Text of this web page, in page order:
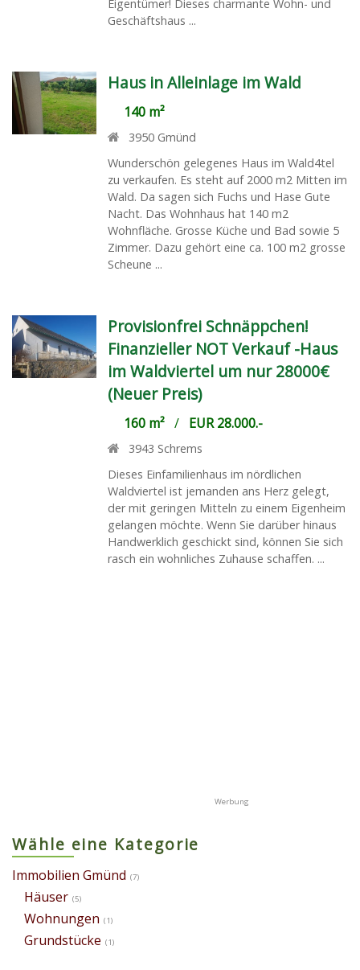
Eigentümer! Dieses charmante Wohn- und
Geschäftshaus ...
Haus in Alleinlage im Wald
140 m²
3950 Gmünd
Wunderschön gelegenes Haus im Wald4tel
zu verkaufen. Es steht auf 2000 m2 Mitten im
Wald. Da sagen sich Fuchs und Hase Gute
Nacht. Das Wohnhaus hat 140 m2
Wohnfläche. Grosse Küche und Bad sowie 5
Zimmer. Dazu gehört eine ca. 100 m2 grosse
Scheune ...
Provisionfrei Schnäppchen!
Finanzieller NOT Verkauf -Haus
im Waldviertel um nur 28000€
(Neuer Preis)
160 m²/ EUR 28.000.-
3943 Schrems
Dieses Einfamilienhaus im nördlichen
Waldviertel ist jemanden ans Herz gelegt,
der mit geringen Mitteln zu einem Eigenheim
gelangen möchte. Wenn Sie darüber hinaus
Handwerklich geschickt sind, können Sie sich
rasch ein wohnliches Zuhause schaffen. ...
Wähle eine Kategorie
Immobilien Gmünd (7)
Häuser (5)
Wohnungen (1)
Grundstücke (1)